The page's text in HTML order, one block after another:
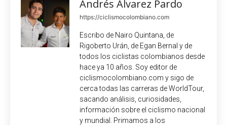
Andrés Álvarez Pardo
https://ciclismocolombiano.com
Escribo de Nairo Quintana, de
Rigoberto Urán, de Egan Bernal y de
todos los ciclistas colombianos desde
hace ya 10 años. Soy editor de
ciclismocolombiano.com y sigo de
cerca todas las carreras de WorldTour,
sacando análisis, curiosidades,
información sobre el ciclismo nacional
y mundial. Primamos a los